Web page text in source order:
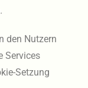
den Nutzern
Services
Setzung